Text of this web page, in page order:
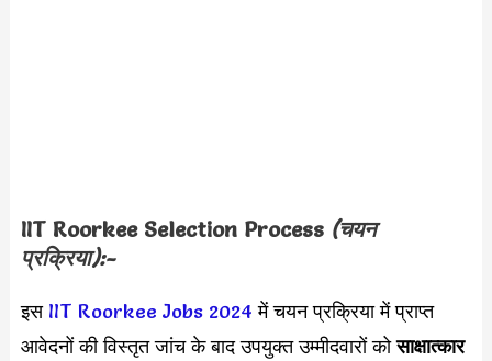
IIT Roorkee Selection Process (चयन
प्रक्रिया):-
इसIIT Roorkee Jobs 2024 में चयन प्रक्रिया में प्राप्त
आवेदनों की विस्तृत जांच के बाद उपयुक्त उम्मीदवारों कोसाक्षात्कार